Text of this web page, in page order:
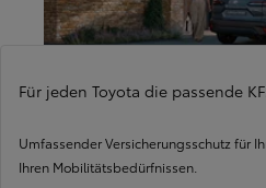
Für jeden Toyota die passende
Umfassender Versicherungsschutz für
Ihren Mobilitätsbedürfnissen.